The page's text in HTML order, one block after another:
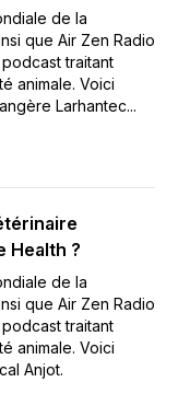
de la
que Air Zen Radio
traitant
animale. Voici
Larhantec...
Health ?
de la
que Air Zen Radio
traitant
animale. Voici
Anjot.